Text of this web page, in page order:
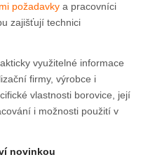
požadavkya pracovníci
zajišťují technici
využitelné informace
firmy, výrobce i
vlastnosti borovice, její
i možnosti použití v
novinkou